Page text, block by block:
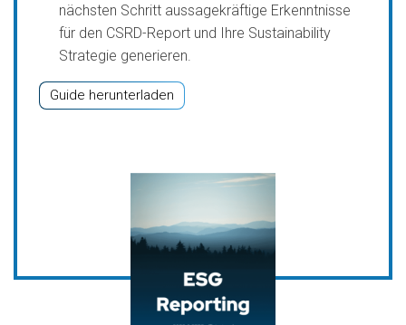
nächsten Schritt aussagekräftige Erkenntnisse
für den CSRD-Report und Ihre Sustainability
Strategie generieren.
Guide herunterladen